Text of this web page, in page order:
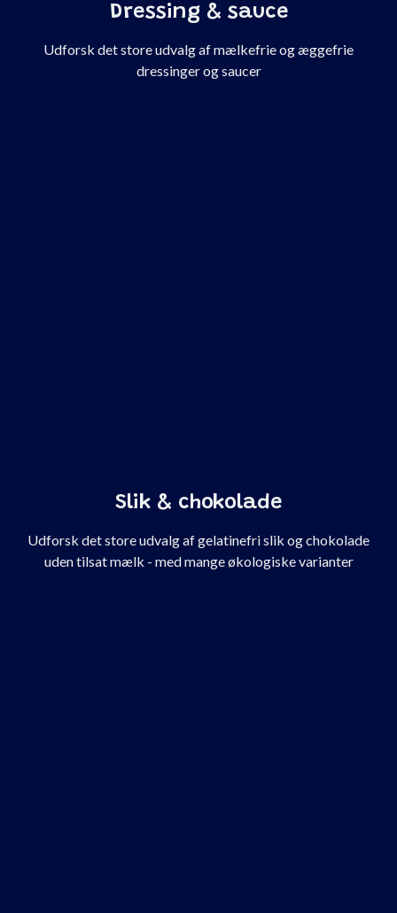
Dressing & sauce
Udforsk det store udvalg af mælkefrie og æggefrie
dressinger og saucer
Slik & chokolade
Udforsk det store udvalg af gelatinefri slik og chokolade
uden tilsat mælk - med mange økologiske varianter